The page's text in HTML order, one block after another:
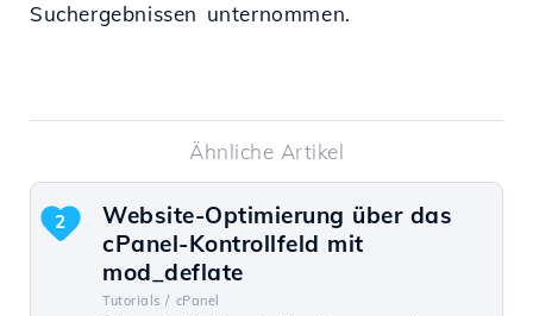
Suchergebnissen unternommen.
Ähnliche Artikel
Website-Optimierung über das
cPanel-Kontrollfeld mit
mod_deflate
Tutorials / cPanel
2